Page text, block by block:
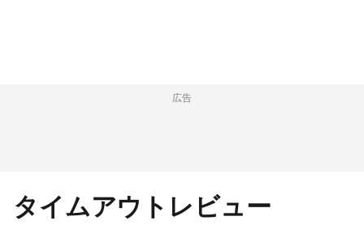
広告
タイムアウトレビュー